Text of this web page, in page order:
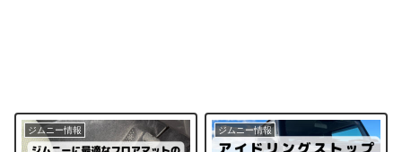
ジムニー情報 ジムニー情報